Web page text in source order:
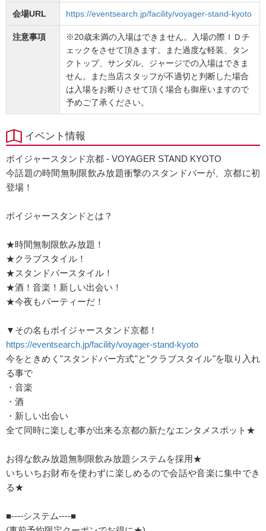
会場URL https://eventsearch.jp/facility/voyager-stand-kyoto
注意事項
※20歳未満の入場はできません。入場の際ＩＤチ
ェックをさせて頂きます。また過度な軽装、タン
クトップ、サンダル、ジャージでの入場はできま
せん。また当店スタッフが不適切と判断した場合
は入場をお断りさせて頂く場合も御座いますので
予めご了承ください。
イベント情報
ボイジャースタンド京都 - VOYAGER STAND KYOTO
今話題の時間無制限飲み放題衝撃のスタンドバーが、京都に初
登場！
ボイジャースタンドとは？
★時間無制限飲み放題！
★クラブスタイル！
★スタンドバースタイル！
★酒！音楽！新しい出会い！
★今夜もパーティーだ！
▼その名もボイジャースタンド京都！
https://eventsearch.jp/facility/voyager-stand-kyoto
今をときめく"スタンドバー方式"と"クラブスタイル"を取り入れ
る事で
・音楽
・酒
・新しい出会い
全て同時に楽しむ事が出来る京都の新たなエンタメスポット★
お得な飲み放題無制限飲み放題システムを採用★
いちいちお財布を使わずに楽しめるので会話や音楽に集中でき
る★
■----システム----■